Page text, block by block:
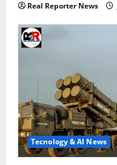
Real Reporter News
Tecnology & AI News